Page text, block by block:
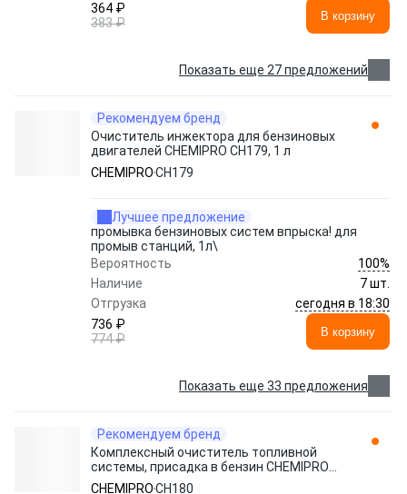
364 ₽
383 ₽
В корзину
Показать еще 27 предложений
Рекомендуем бренд
Очиститель инжектора для бензиновых
двигателей CHEMIPRO СH179, 1 л
CHEMIPROCH179
Лучшее предложение
промывка бензиновых систем впрыска! для
промыв станций, 1л\
Вероятность
100%
Наличие
7 шт.
Отгрузка
сегодня в 18:30
736 ₽
774 ₽
В корзину
Показать еще 33 предложения
Рекомендуем бренд
Комплексный очиститель топливной
системы, присадка в бензин CHEMIPRO
CH180, 310 мл
CHEMIPROCH180